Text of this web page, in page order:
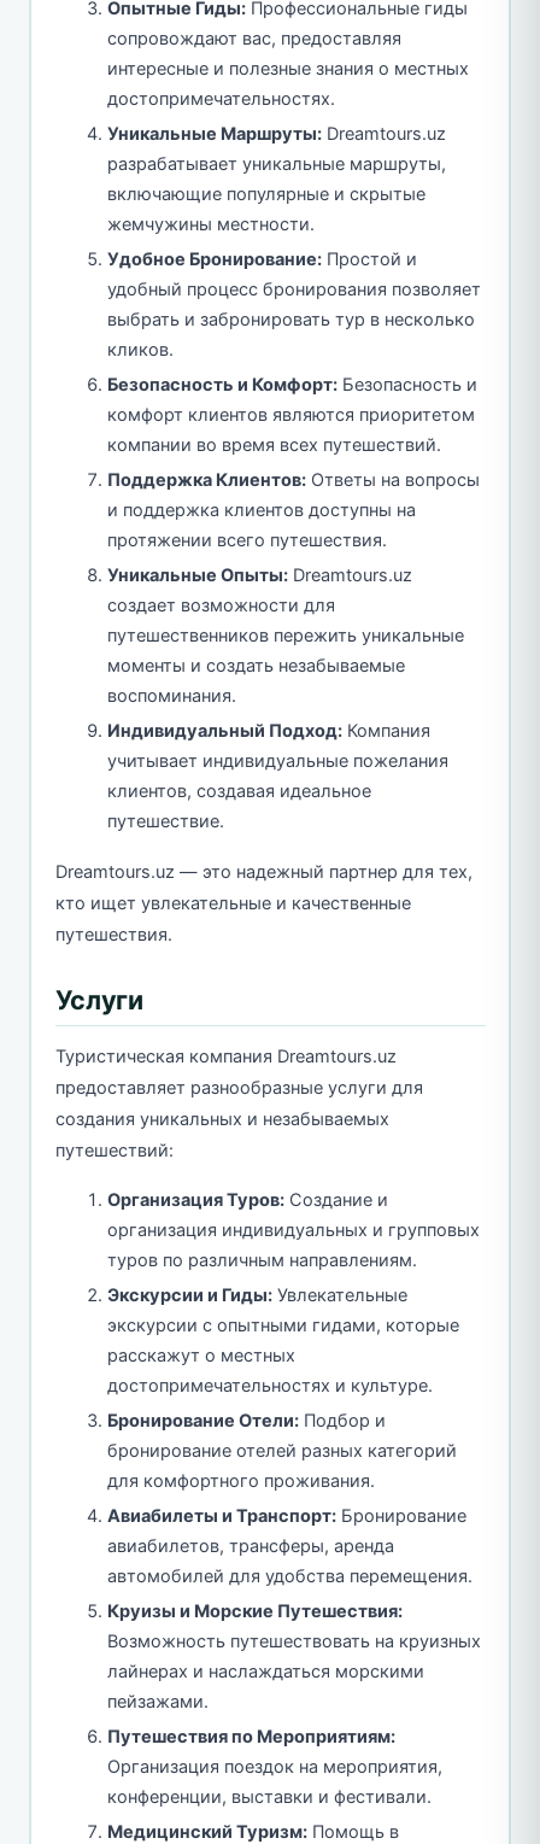
Опытные Гиды: Профессиональные гиды
сопровождают вас, предоставляя
интересные и полезные знания о местных
достопримечательностях.
Уникальные Маршруты: Dreamtours.uz
разрабатывает уникальные маршруты,
включающие популярные и скрытые
жемчужины местности.
Удобное Бронирование: Простой и
удобный процесс бронирования позволяет
выбрать и забронировать тур в несколько
кликов.
Безопасность и Комфорт: Безопасность и
комфорт клиентов являются приоритетом
компании во время всех путешествий.
Поддержка Клиентов: Ответы на вопросы
и поддержка клиентов доступны на
протяжении всего путешествия.
Уникальные Опыты: Dreamtours.uz
создает возможности для
путешественников пережить уникальные
моменты и создать незабываемые
воспоминания.
Индивидуальный Подход: Компания
учитывает индивидуальные пожелания
клиентов, создавая идеальное
путешествие.
Dreamtours.uz — это надежный партнер для тех,
кто ищет увлекательные и качественные
путешествия.
Услуги
Туристическая компания Dreamtours.uz
предоставляет разнообразные услуги для
создания уникальных и незабываемых
путешествий:
Организация Туров: Создание и
организация индивидуальных и групповых
туров по различным направлениям.
Экскурсии и Гиды: Увлекательные
экскурсии с опытными гидами, которые
расскажут о местных
достопримечательностях и культуре.
Бронирование Отели: Подбор и
бронирование отелей разных категорий
для комфортного проживания.
Авиабилеты и Транспорт: Бронирование
авиабилетов, трансферы, аренда
автомобилей для удобства перемещения.
Круизы и Морские Путешествия:
Возможность путешествовать на круизных
лайнерах и наслаждаться морскими
пейзажами.
Путешествия по Мероприятиям:
Организация поездок на мероприятия,
конференции, выставки и фестивали.
Медицинский Туризм: Помощь в